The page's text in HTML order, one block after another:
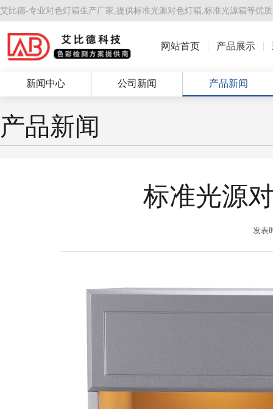
艾比德-专业对色灯箱生产厂家,提供标准光源对色灯箱,标准光源箱等优
网站首页 产品展示
新闻中心 公司新闻 产品新闻
产品新闻
标准光源
发表